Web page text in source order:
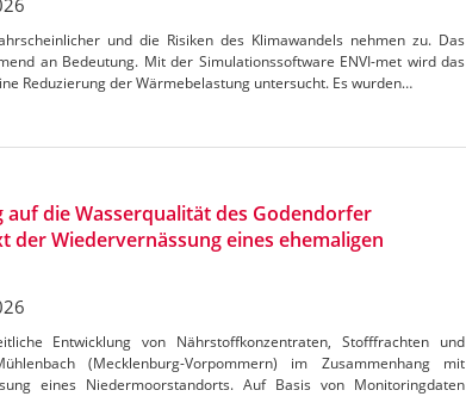
und die Risiken des Klimawandels nehmen zu. Das
an Bedeutung. Mit der Simulationssoftware ENVI-met wird das
Reduzierung der Wärmebelastung untersucht. Es wurden…
die Wasserqualität des Godendorfer
der Wiedervernässung eines ehemaligen
Entwicklung von Nährstoffkonzentraten, Stofffrachten und
(Mecklenburg-Vorpommern) im Zusammenhang mit
eines Niedermoorstandorts. Auf Basis von Monitoringdaten